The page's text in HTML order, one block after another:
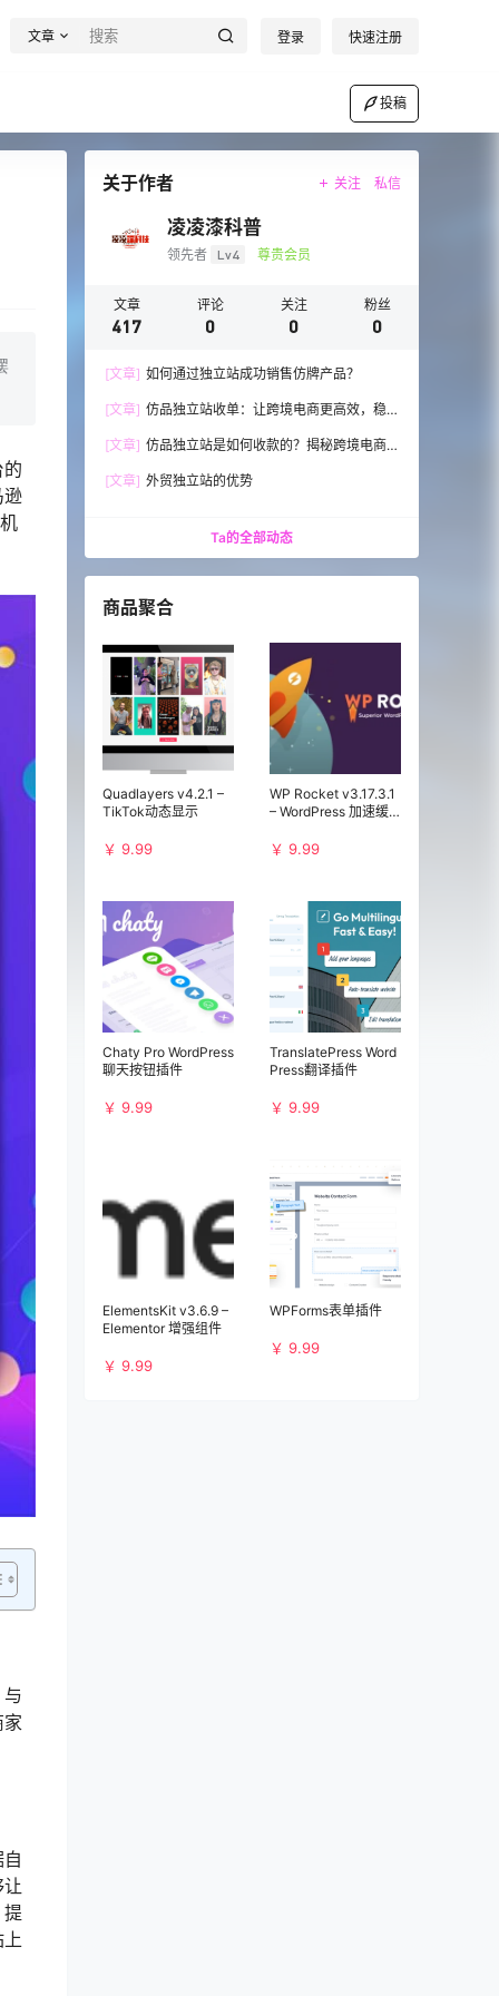
文章 登录 快速注册
投稿
逊
关于作者 关注 私信
凌凌漆科普
领先者 Lv4 尊贵会员
文章
417
评论
0
关注
0
粉丝
0
[文章] 如何通过独立站成功销售仿牌产品？
[文章] 仿品独立站收单：让跨境电商更高效，稳
[文章] 仿品独立站是如何收款的？揭秘跨境电商
[文章] 外贸独立站的优势
Ta的全部动态
商品聚合
Quadlayers v4.2.1 –
TikTok动态显示
￥ 9.99
WP Rocket v3.17.3.1
– WordPress 加速缓
￥ 9.99
Chaty Pro WordPress
聊天按钮插件
￥ 9.99
TranslatePress Word
Press翻译插件
￥ 9.99
ElementsKit v3.6.9 –
Elementor 增强组件
￥ 9.99
WPForms表单插件
￥ 9.99